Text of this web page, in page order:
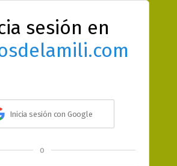
sesión en
Inicia sesión con Google
o